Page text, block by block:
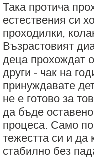
Така протича
естествения си
проходилки,
Възрастовият
деца прохождат
други - чак на
принуждавате
не е готово за
да бъде
процеса. Само
тежестта си и да
стабилно без